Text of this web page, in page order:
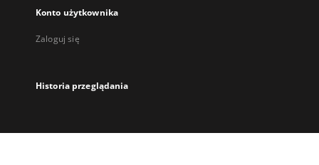
Konto użytkownika
Zaloguj się
Historia przeglądania